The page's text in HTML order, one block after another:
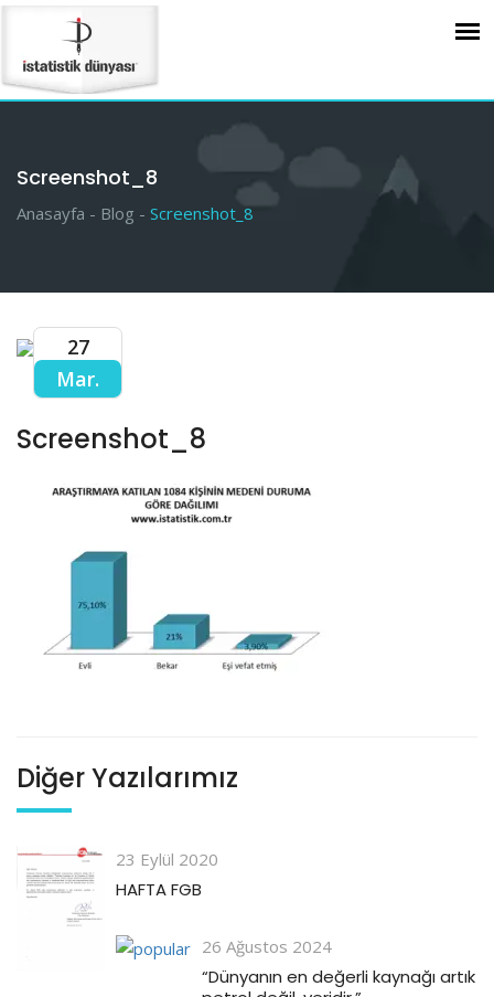
Screenshot_8
Anasayfa - Blog - Screenshot_8
27
Mar.
Screenshot_8
Diğer Yazılarımız
23 Eylül 2020
HAFTA FGB
26 Ağustos 2024
“Dünyanın en değerli kaynağı artık